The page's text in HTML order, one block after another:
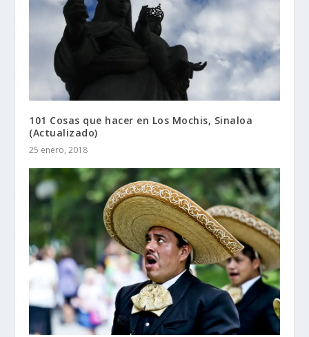
101 Cosas que hacer en Los Mochis, Sinaloa
(Actualizado)
25 enero, 2018